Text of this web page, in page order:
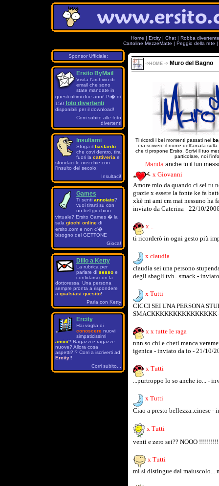
Home | Ercity | Chat | Robba
Cartoline MezzeMatte | Peggio della rete |
Sponsor Ufficiale:
Ersito ByMail
Visita l'archivio di
email che sono
state mandate in
questi ultimi due anni! Pi� di
150 foto divertenti
disponibili per il download!
Corri subito alle foto
divertenti
Insultami
Sfoga il bastardo
che covi dentro, tira
fuori la cattiveria e
sfondaci le orecchie con
l'insulto del secolo!
Insultaci!
Games
Ti senti annoiato?
vuoi tirarti su con
un bel giochino
virtuale? Ersito Games � la
sala giochi onlinedi
ersito.com e non c'�
bisogno del GETTONE
Gioca!
Dillo a Ketty
La rubrica per
parlare di sessoe
confidarsi con la
dottoressa. Una persona
sempre pronta a rispondere
a qualsiasi quesito!
Parla con Ketty
Ercity
Hai voglia di
conoscerenuovi
simpaticissimi
amici? Ragazzi e ragazze
nuove? Allora cosa
aspetti?!? Corri a iscriverti ad
Ercity!!
Corri subito...
-> HOME -> Muro del Bagno
Ti ricordi i bei momenti passati nel
era scrivere il nome dell'amata sulla
che ti propone Ersito. Scrivi il tuo
particolare, noi
Manda anche tu il tuo
x Giovanni
Amore mio da quando ci sei tu
grazie x essere la fonte ke fa
xkè mi ami cm mai nessuno ha
inviato da Caterina - 22/10/
x ..
ti ricorderò in ogni gesto più
x claudia
claudia sei una persono
degli sbagli tvb.. smack -
x Tutti
CICCI SEI UNA PERSONA
SMACKKKKKKKKKKKKKKK
x x tutte le raga
nnn so chi e cheti manca
igenica - inviato da io - 21/10/
x Tutti
...purtroppo lo so anche io... -
x Tutti
Ciao a presto bellezza..cinese -
x Tutti
venti e zero sei?? NOOO
x Tutti
mi si distingue dal maiuscolo...